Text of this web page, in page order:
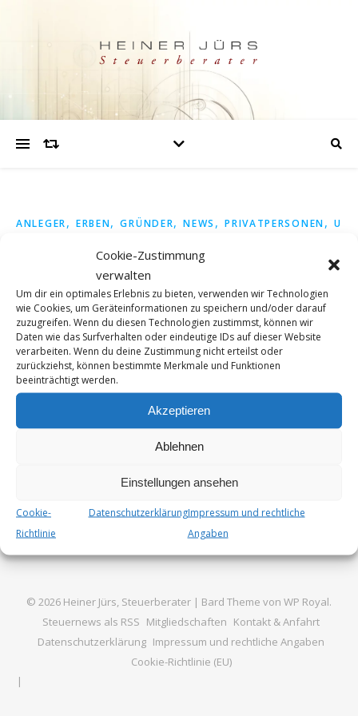
Cookie-Zustimmung
verwalten
Um dir ein optimales Erlebnis zu bieten, verwenden wir Technologien
wie Cookies, um Geräteinformationen zu speichern und/oder darauf
zuzugreifen. Wenn du diesen Technologien zustimmst, können wir
Daten wie das Surfverhalten oder eindeutige IDs auf dieser Website
verarbeiten. Wenn du deine Zustimmung nicht erteilst oder
zurückziehst, können bestimmte Merkmale und Funktionen
beeinträchtigt werden.
Akzeptieren
Ablehnen
Einstellungen ansehen
Cookie-
Richtlinie
DatenschutzerklärungImpressum und rechtliche
Angaben
ANLEGER, ERBEN,GRÜNDER,NEWS ,PRIVATPERSONEN,
SPITZENSTEUERSATZ ZU FRÜH?
Warum eine Reform des Spitzensteuersatzes überfällig ist
– Ein Plädoyer für Fairness und wirtschaftliche Vernunft Ein
Artikel des Focus bringt ein Thema auf den Punkt, das in
Deutschland längst einer breiteren Diskussion bedarf: Die
Problematik des Spitzensteuersatzes und seine immer…
© 2026 Heiner Jürs, Steuerberater | Bard Theme von WP Royal.
Steuernews als RSS Mitgliedschaften Kontakt & Anfahrt
Datenschutzerklärung Impressum und rechtliche Angaben
Cookie-Richtlinie (EU)